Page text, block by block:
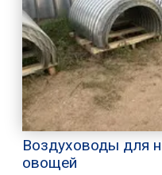
Воздуховоды для
овощей